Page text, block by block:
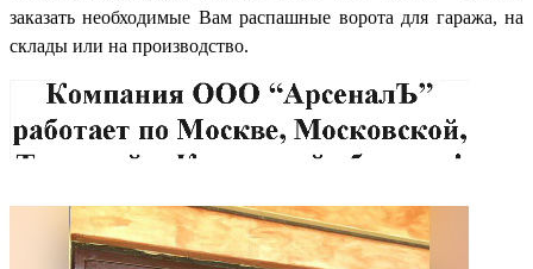
заказать необходимые Вам распашные ворота для гаража, на
склады или на производство.